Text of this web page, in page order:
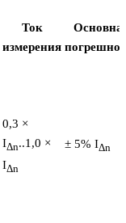
Ток
измерения
0,3 ×
IΔn..1,0 ×
IΔn
± 5% IΔn